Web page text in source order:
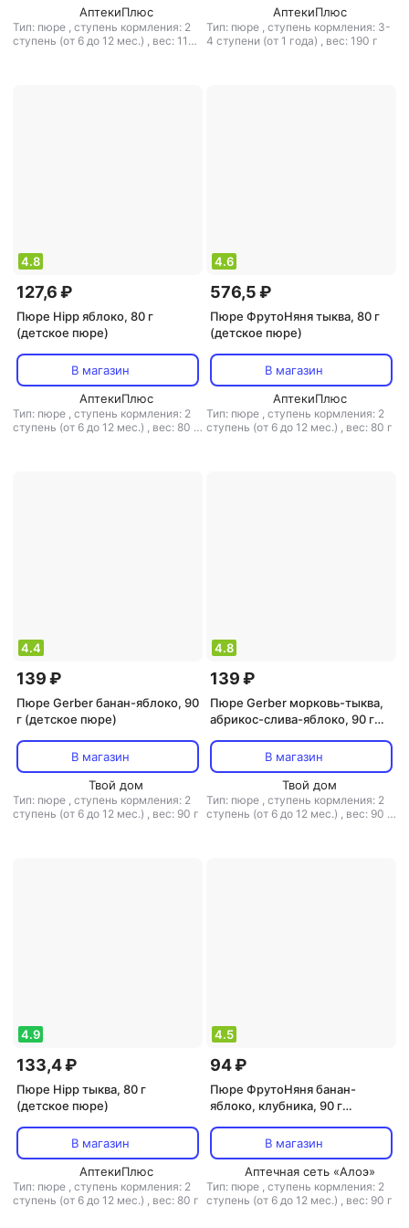
АптекиПлюс
Тип: пюре , ступень кормления: 2
ступень (от 6 до 12 мес.) , вес: 110
АптекиПлюс
Тип: пюре , ступень кормления: 3-
4 ступени (от 1 года) , вес: 190 г
4.8
127,6 ₽
Пюре Hipp яблоко, 80 г
(детское пюре)
В магазин
АптекиПлюс
Тип: пюре , ступень кормления: 2
ступень (от 6 до 12 мес.) , вес: 80 г
4.6
576,5 ₽
Пюре ФрутоНяня тыква, 80 г
(детское пюре)
В магазин
АптекиПлюс
Тип: пюре , ступень кормления: 2
ступень (от 6 до 12 мес.) , вес: 80 г
4.4
139 ₽
Пюре Gerber банан-яблоко, 90
г (детское пюре)
В магазин
Твой дом
Тип: пюре , ступень кормления: 2
ступень (от 6 до 12 мес.) , вес: 90 г
4.8
139 ₽
Пюре Gerber морковь-тыква,
абрикос-слива-яблоко, 90 г
В магазин
Твой дом
Тип: пюре , ступень кормления: 2
ступень (от 6 до 12 мес.) , вес: 90 г
4.9
133,4 ₽
Пюре Hipp тыква, 80 г
(детское пюре)
В магазин
АптекиПлюс
Тип: пюре , ступень кормления: 2
ступень (от 6 до 12 мес.) , вес: 80 г
4.5
94 ₽
Пюре ФрутоНяня банан-
яблоко, клубника, 90 г
В магазин
Аптечная сеть «Алоэ»
Тип: пюре , ступень кормления: 2
ступень (от 6 до 12 мес.) , вес: 90 г